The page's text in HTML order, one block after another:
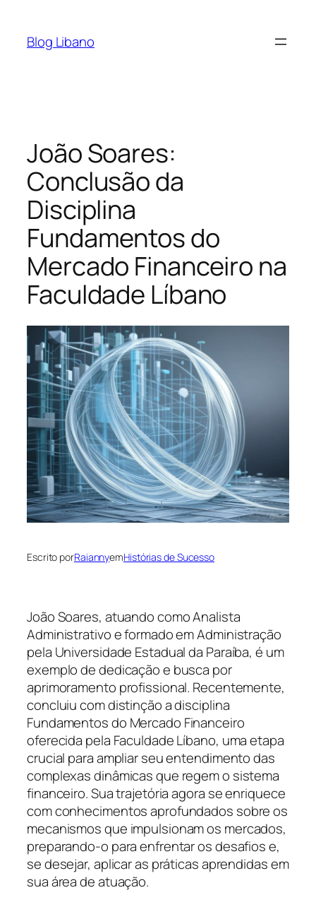
Blog Libano
João Soares:
Conclusão da
Disciplina
Fundamentos do
Mercado Financeiro na
Faculdade Líbano
Escrito porRaiannyemHistórias de Sucesso
João Soares, atuando como Analista
Administrativo e formado em Administração
pela Universidade Estadual da Paraíba, é um
exemplo de dedicação e busca por
aprimoramento profissional. Recentemente,
concluiu com distinção a disciplina
Fundamentos do Mercado Financeiro
oferecida pela Faculdade Líbano, uma etapa
crucial para ampliar seu entendimento das
complexas dinâmicas que regem o sistema
financeiro. Sua trajetória agora se enriquece
com conhecimentos aprofundados sobre os
mecanismos que impulsionam os mercados,
preparando-o para enfrentar os desafios e,
se desejar, aplicar as práticas aprendidas em
sua área de atuação.